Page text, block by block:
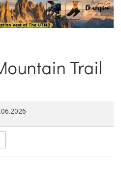
Trail